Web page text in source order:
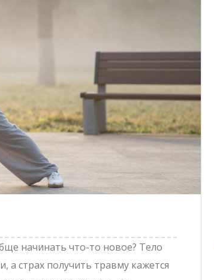
начинать что-то новое? Тело
а страх получить травму кажется